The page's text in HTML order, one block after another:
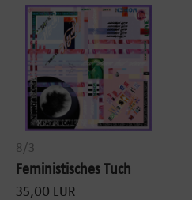
8/3
Feministisches Tuch
35,00 EUR